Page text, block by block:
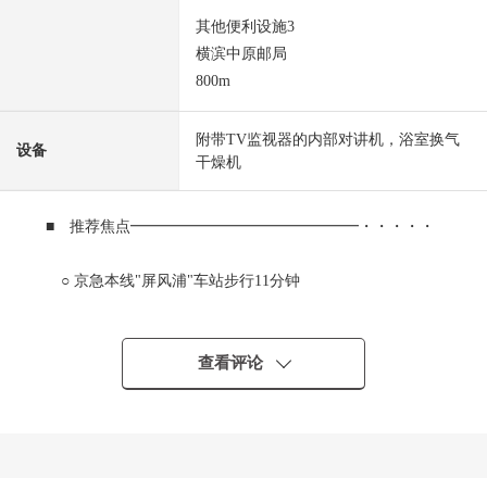
其他便利设施3
横滨中原邮局
800m
设备
附带TV监视器的内部对讲机，浴室换气
干燥机
■ 推荐焦点━━━━━━━━━━━━━━━・・・・・
○ 京急本线"屏风浦"车站步行11分钟
○ 全体生活能瞭望的开放式厨房
○ 约19张塌塌米宽敞的LDK
○ 与家族的交流出生的生活INN楼梯
查看评论